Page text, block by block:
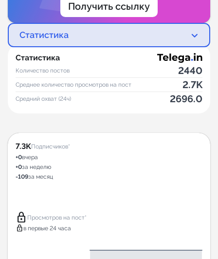
Получить ссылку
Статистика
Статистика
Количество постов 2440
Среднее количество просмотров на пост 2.7K
Средний охват (24ч) 2696.0
7.3KПодписчиков*
+0вчера
+0за неделю
-109за месяц
lock Просмотров на пост*
lock в первые 24 часа